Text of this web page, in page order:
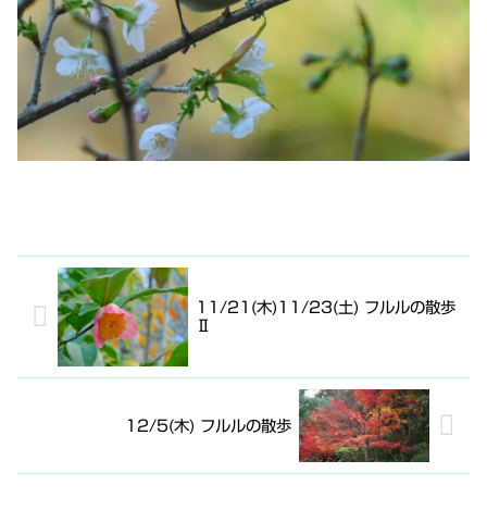
11/21(木)11/23(土) フルルの散歩
Ⅱ
12/5(木) フルルの散歩